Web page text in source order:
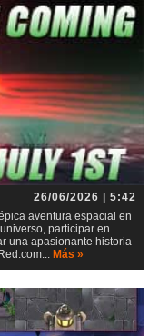
26/06/2026 | 5:42
aventura espacial en
participar en
una apasionante historia
Más »